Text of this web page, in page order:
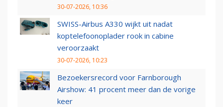
30-07-2026, 10:36
SWISS-Airbus A330 wijkt uit nadat
koptelefoonoplader rook in cabine
veroorzaakt
30-07-2026, 10:23
Bezoekersrecord voor Farnborough
Airshow: 41 procent meer dan de vorige
keer